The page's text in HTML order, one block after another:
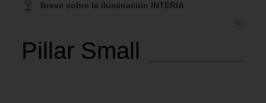
Breve sobre la iluminación INTERIA
Pillar Small